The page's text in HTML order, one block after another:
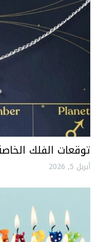
توقعات الفلك الخاصة
أبريل 5, 2026